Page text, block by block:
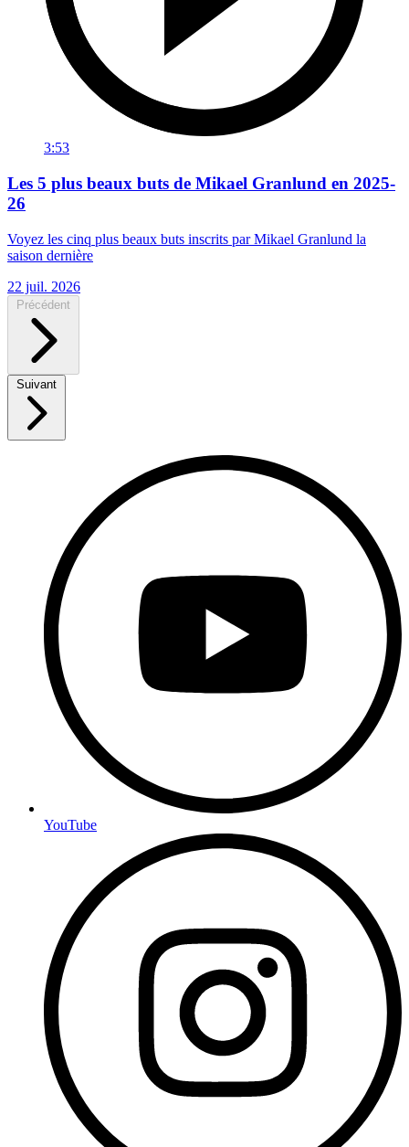
3:53
Les 5 plus beaux buts de Mikael Granlund en 2025-
26
Voyez les cinq plus beaux buts inscrits par Mikael Granlund la
saison dernière
22 juil. 2026
Précédent
Suivant
YouTube